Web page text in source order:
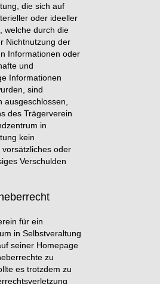
die sich auf
oder ideeller
welche durch die
Nichtnutzung der
Informationen oder
und
Informationen
sind
ausgeschlossen,
des Trägerverein
in
kein
vorsätzliches oder
Verschulden
für ein
in Selbstveraltung
seiner Homepage
zu
es trotzdem zu